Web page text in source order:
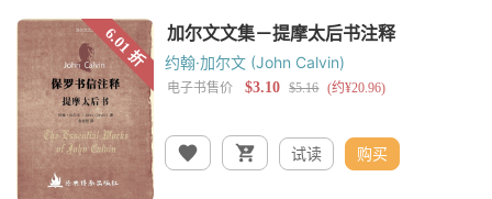
约翰·加尔文 (John Calvin)
试读 购买